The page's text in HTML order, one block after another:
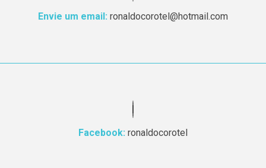
Envie um email: ronaldocorotel@hotmail.com
Facebook: ronaldocorotel